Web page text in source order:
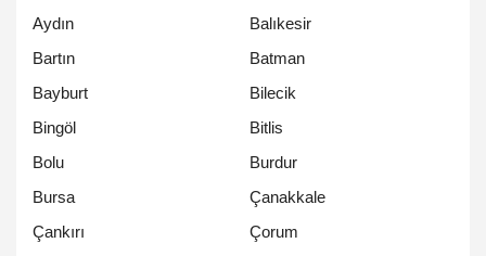
Aydın
Balıkesir
Bartın
Batman
Bayburt
Bilecik
Bingöl
Bitlis
Bolu
Burdur
Bursa
Çanakkale
Çankırı
Çorum